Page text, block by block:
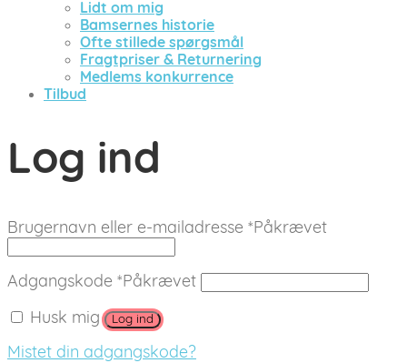
Lidt om mig
Bamsernes historie
Ofte stillede spørgsmål
Fragtpriser & Returnering
Medlems konkurrence
Tilbud
Log ind
Brugernavn eller e-mailadresse *Påkrævet
Adgangskode *Påkrævet
Husk mig Log ind
Mistet din adgangskode?